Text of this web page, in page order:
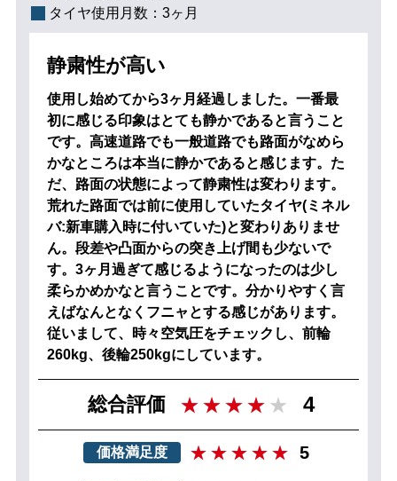
タイヤ使用月数： 3ヶ月
静粛性が高い
使用し始めてから3ヶ月経過しました。一番最
初に感じる印象はとても静かであると言うこと
です。高速道路でも一般道路でも路面がなめら
かなところは本当に静かであると感じます。た
だ、路面の状態によって静粛性は変わります。
荒れた路面では前に使用していたタイヤ(ミネル
バ:新車購入時に付いていた)と変わりありませ
ん。段差や凸面からの突き上げ間も少ないで
す。3ヶ月過ぎて感じるようになったのは少し
柔らかめかなと言うことです。分かりやすく言
えばなんとなくフニャとする感じがあります。
従いまして、時々空気圧をチェックし、前輪
260kg、後輪250kgにしています。
総合評価 4
価格満足度 5